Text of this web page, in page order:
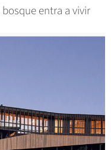
entra a vivir